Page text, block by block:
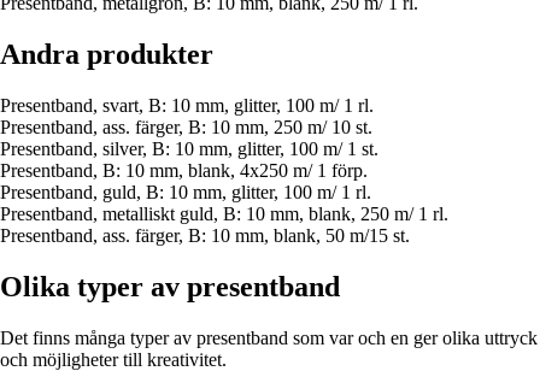
Andra produkter
Presentband, svart, B: 10 mm, glitter, 100 m/ 1 rl.
Presentband, ass. färger, B: 10 mm, 250 m/ 10 st.
Presentband, silver, B: 10 mm, glitter, 100 m/ 1 st.
Presentband, B: 10 mm, blank, 4x250 m/ 1 förp.
Presentband, guld, B: 10 mm, glitter, 100 m/ 1 rl.
Presentband, metalliskt guld, B: 10 mm, blank, 250 m/ 1 rl.
Presentband, ass. färger, B: 10 mm, blank, 50 m/15 st.
Olika typer av presentband
Det finns många typer av presentband som var och en ger olika uttryck
och möjligheter till kreativitet.